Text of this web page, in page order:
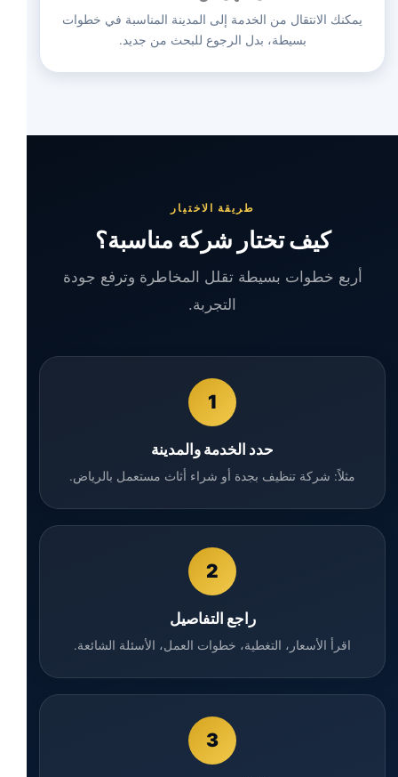
يمكنك الانتقال من الخدمة إلى المدينة المناسبة في خطوات
بسيطة، بدل الرجوع للبحث من جديد.
طريقة الاختيار
كيف تختار شركة مناسبة؟
أربع خطوات بسيطة تقلل المخاطرة وترفع جودة
التجربة.
1
حدد الخدمة والمدينة
مثلاً: شركة تنظيف بجدة أو شراء أثاث مستعمل بالرياض.
2
راجع التفاصيل
اقرأ الأسعار، التغطية، خطوات العمل، الأسئلة الشائعة.
3